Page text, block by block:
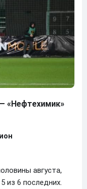
«Нефтехимик»
августа,
из 6 последних.